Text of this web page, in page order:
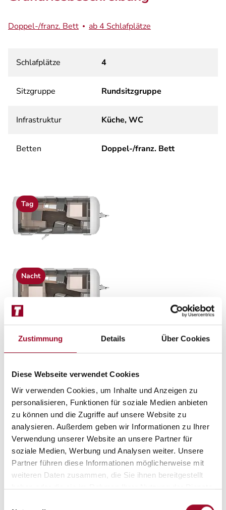
Zustimmung Details Über Cookies
Diese Webseite verwendet Cookies
Wir verwenden Cookies, um Inhalte und Anzeigen zu
personalisieren, Funktionen für soziale Medien anbieten
zu können und die Zugriffe auf unsere Website zu
analysieren. Außerdem geben wir Informationen zu Ihrer
Verwendung unserer Website an unsere Partner für
soziale Medien, Werbung und Analysen weiter. Unsere
Partner führen diese Informationen möglicherweise mit
weiteren Daten zusammen, die Sie ihnen bereitgestellt
haben oder die sie im Rahmen Ihrer Nutzung der Dienste
Doppel-/franz. Bett ab 4 Schlafplätze
Schlafplätze 4
Sitzgruppe Rundsitzgruppe
Infrastruktur Küche, WC
Betten Doppel-/franz. Bett
Tag
Nacht
Beschreibung
Der wahrscheinlich innovativste Wohnwagen auf dem
Markt! Profitieren Sie unter anderem von diesen
Produkt-Highlights die ihresgleichen suchen:
Dynamisch‐progressivesExterieur‐Designmit
dezenter Foliengrafik und Seitenwänden in
Campovolo‐Grau
InnovativeFoldXPand‐Technologiein Bug und Heck